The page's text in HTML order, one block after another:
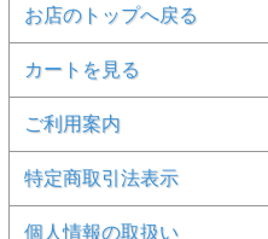
お店のトップへ戻る
カートを見る
ご利用案内
特定商取引法表示
個人情報の取扱い